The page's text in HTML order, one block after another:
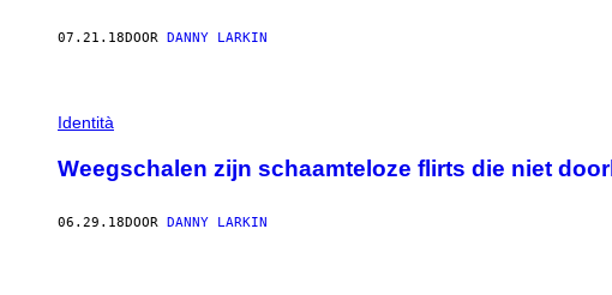
07.21.18DOOR DANNY LARKIN
Identità
Weegschalen zijn schaamteloze flirts die niet
06.29.18DOOR DANNY LARKIN